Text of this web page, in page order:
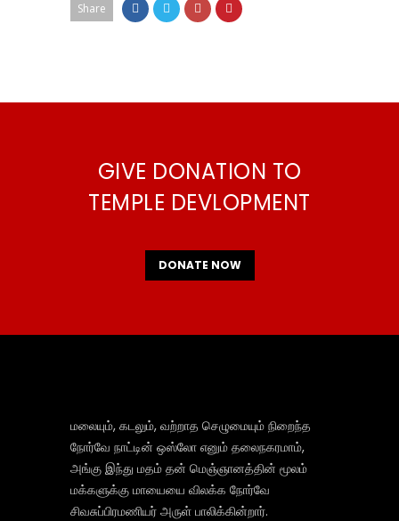
Share
GIVE DONATION TO
TEMPLE DEVLOPMENT
DONATE NOW
மலையும், கடலும், வற்றாத செழுமையும் நிறைந்த
நோர்வே நாட்டின் ஒஸ்லோ எனும் தலைநகரமாம்,
அங்கு இந்து மதம் தன் மெஞ்ஞானத்தின் மூலம்
மக்களுக்கு மாயையை விலக்க நோர்வே
சிவசுப்பிரமணியர் அருள் பாலிக்கின்றார்.